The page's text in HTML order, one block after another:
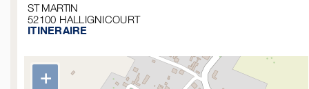
ST MARTIN
52100 HALLIGNICOURT
ITINERAIRE
+